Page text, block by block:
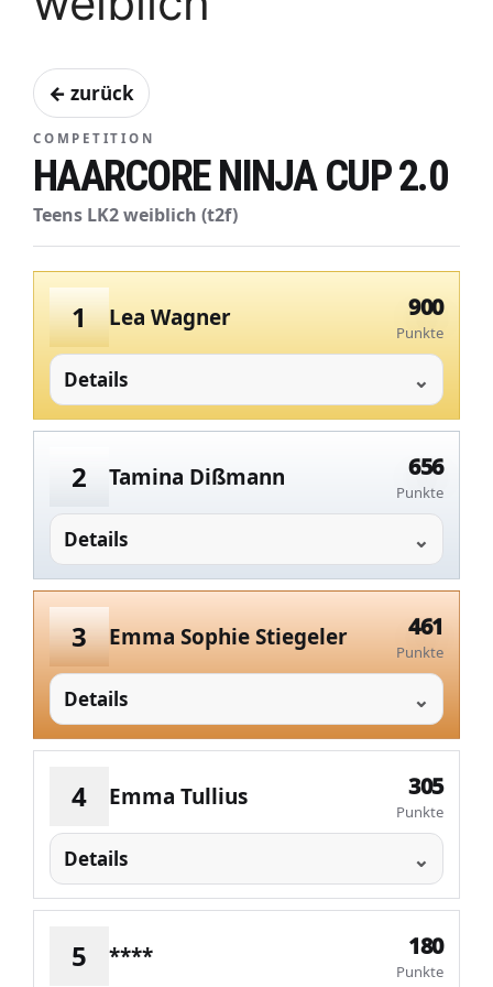
← zurück
COMPETITION
HAARCORE NINJA CUP 2.0
Teens LK2 weiblich (t2f)
1 Lea Wagner 900
Punkte
Details
2 Tamina Dißmann 656
Punkte
Details
3 Emma Sophie Stiegeler 461
Punkte
Details
4 Emma Tullius 305
Punkte
Details
5 **** 180
Punkte